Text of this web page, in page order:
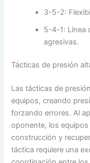
3-5-2:
5-4-1: Línea
agresivas.
Tácticas de presión
Las tácticas de
equipos, creando
forzando errores. Al
oponente, los
construcción y
táctica requiere una